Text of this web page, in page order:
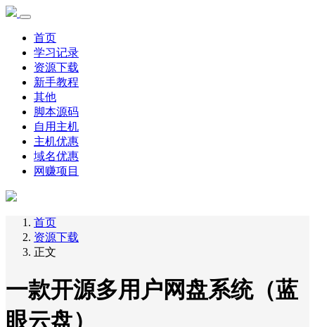
首页
学习记录
资源下载
新手教程
其他
脚本源码
自用主机
主机优惠
域名优惠
网赚项目
首页
资源下载
正文
一款开源多用户网盘系统（蓝
眼云盘）